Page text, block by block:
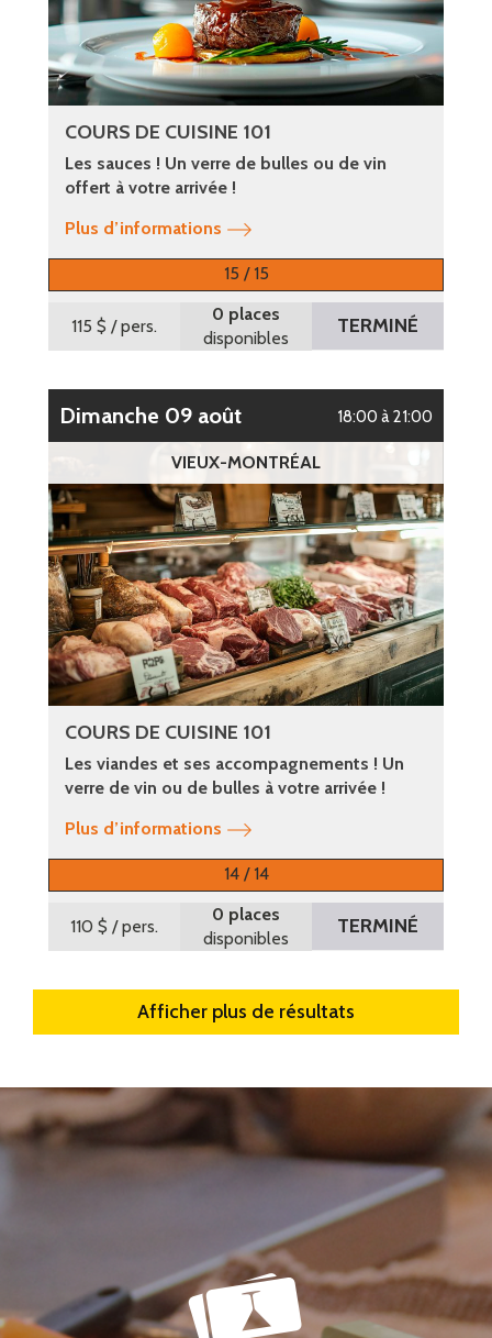
COURS DE CUISINE 101
Les sauces ! Un verre de bulles ou de vin
offert à votre arrivée !
Plus d’informations
15 / 15
115 $ / pers.
0 places
disponibles
TERMINÉ
dimanche 09 août 18:00 à 21:00
VIEUX-MONTRÉAL
COURS DE CUISINE 101
Les viandes et ses accompagnements ! Un
verre de vin ou de bulles à votre arrivée !
Plus d’informations
14 / 14
110 $ / pers.
0 places
disponibles
TERMINÉ
Afficher plus de résultats